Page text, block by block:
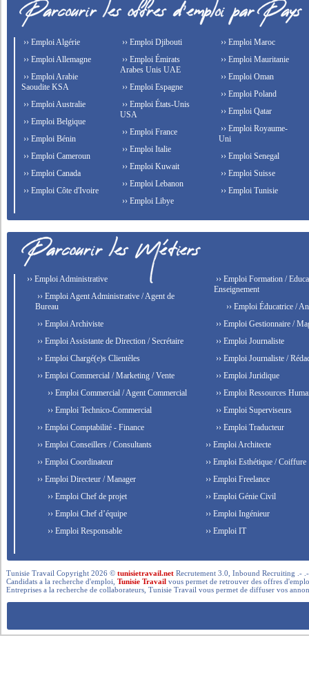
›› Emploi Algérie
›› Emploi Allemagne
›› Emploi Arabie
Saoudite KSA
›› Emploi Australie
›› Emploi Belgique
›› Emploi Bénin
›› Emploi Cameroun
›› Emploi Canada
›› Emploi Côte d'Ivoire
›› Emploi Djibouti
›› Emploi Émirats
Arabes Unis UAE
›› Emploi Espagne
›› Emploi États-Unis
USA
›› Emploi France
›› Emploi Italie
›› Emploi Kuwait
›› Emploi Lebanon
›› Emploi Libye
›› Emploi Maroc
›› Emploi Mauritanie
›› Emploi Oman
›› Emploi Poland
›› Emploi Qatar
›› Emploi Royaume-
Uni
›› Emploi Senegal
›› Emploi Suisse
›› Emploi Tunisie
›› Emploi Administrative
›› Emploi Agent Administrative / Agent de
Bureau
›› Emploi Archiviste
›› Emploi Assistante de Direction / Secrétaire
›› Emploi Chargé(e)s Clientèles
›› Emploi Commercial / Marketing / Vente
›› Emploi Commercial / Agent Commercial
›› Emploi Technico-Commercial
›› Emploi Comptabilité - Finance
›› Emploi Conseillers / Consultants
›› Emploi Coordinateur
›› Emploi Directeur / Manager
›› Emploi Chef de projet
›› Emploi Chef d’équipe
›› Emploi Responsable
›› Emploi Formation /
Enseignement
›› Emploi Éducatrice /
›› Emploi Gestionnaire /
›› Emploi Journaliste
›› Emploi Journaliste /
›› Emploi Juridique
›› Emploi Ressources
›› Emploi Superviseurs
›› Emploi Traducteur
›› Emploi Architecte
›› Emploi Esthétique / Coiffure
›› Emploi Freelance
›› Emploi Génie Civil
›› Emploi Ingénieur
›› Emploi IT
Tunisie Travail Copyright 2026 ©tunisietravail.net Recrutement 3.0, Inbound Recruiting .-
Candidats a la recherche d'emploi,Tunisie Travail vous permet de retrouver des offres
Entreprises a la recherche de collaborateurs, Tunisie Travail vous permet de diffuser vos